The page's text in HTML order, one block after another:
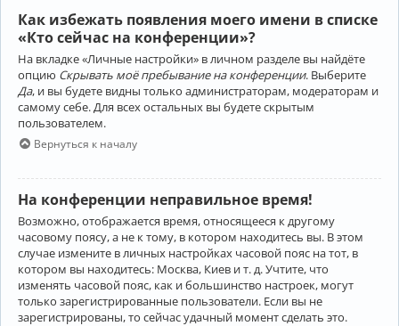
Как избежать появления моего имени в списке
«Кто сейчас на конференции»?
На вкладке «Личные настройки» в личном разделе вы найдёте
опцию Скрывать моё пребывание на конференции. Выберите
Да, и вы будете видны только администраторам, модераторам и
самому себе. Для всех остальных вы будете скрытым
пользователем.
Вернуться к началу
На конференции неправильное время!
Возможно, отображается время, относящееся к другому
часовому поясу, а не к тому, в котором находитесь вы. В этом
случае измените в личных настройках часовой пояс на тот, в
котором вы находитесь: Москва, Киев и т. д. Учтите, что
изменять часовой пояс, как и большинство настроек, могут
только зарегистрированные пользователи. Если вы не
зарегистрированы, то сейчас удачный момент сделать это.